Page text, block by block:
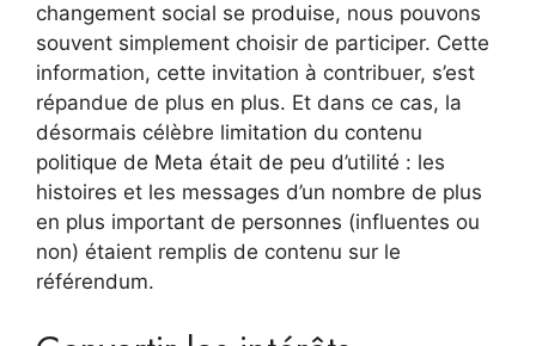
changement social se produise, nous pouvons
souvent simplement choisir de participer. Cette
information, cette invitation à contribuer, s’est
répandue de plus en plus. Et dans ce cas, la
désormais célèbre limitation du contenu
politique de Meta était de peu d’utilité : les
histoires et les messages d’un nombre de plus
en plus important de personnes (influentes ou
non) étaient remplis de contenu sur le
référendum.